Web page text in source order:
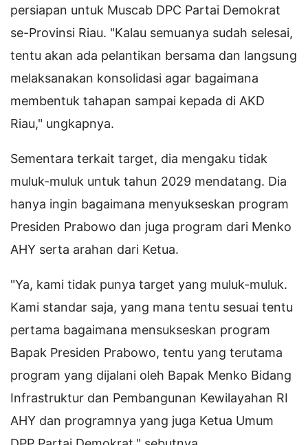
persiapan untuk Muscab DPC Partai Demokrat
se-Provinsi Riau. "Kalau semuanya sudah selesai,
tentu akan ada pelantikan bersama dan langsung
melaksanakan konsolidasi agar bagaimana
membentuk tahapan sampai kepada di AKD
Riau," ungkapnya.
Sementara terkait target, dia mengaku tidak
muluk-muluk untuk tahun 2029 mendatang. Dia
hanya ingin bagaimana menyukseskan program
Presiden Prabowo dan juga program dari Menko
AHY serta arahan dari Ketua.
"Ya, kami tidak punya target yang muluk-muluk.
Kami standar saja, yang mana tentu sesuai tentu
pertama bagaimana mensukseskan program
Bapak Presiden Prabowo, tentu yang terutama
program yang dijalani oleh Bapak Menko Bidang
Infrastruktur dan Pembangunan Kewilayahan RI
AHY dan programnya yang juga Ketua Umum